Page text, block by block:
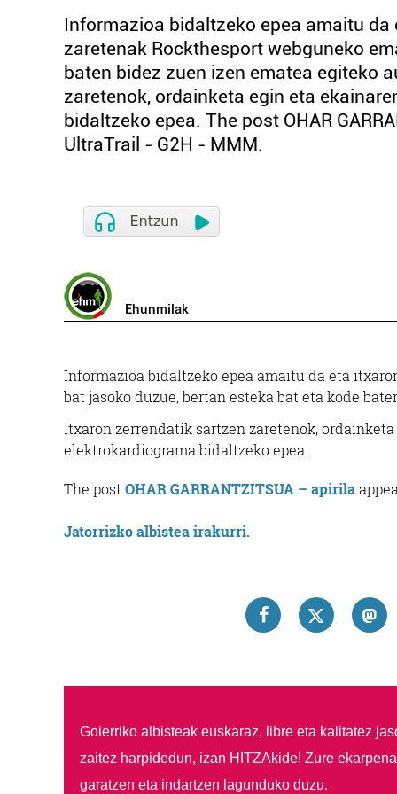
Informazioa bidaltzeko epea amaitu
zaretenak Rockthesport webguneko
baten bidez zuen izen ematea egiteko
zaretenok, ordainketa egin eta
bidaltzeko epea. The post OHAR
UltraTrail - G2H - MMM.
Ehunmilak
Informazioa bidaltzeko epea amaitu da eta
bat jasoko duzue, bertan esteka bat eta kode
Itxaron zerrendatik sartzen zaretenok,
elektrokardiograma bidaltzeko epea.
The post OHAR GARRANTZITSUA – apirila
Jatorrizko albistea irakurri.
Goierriko albisteak euskaraz, libre eta kalitatez
zaitez harpidedun, izan HITZAkide! Zure
garatzen eta indartzen lagunduko duzu.